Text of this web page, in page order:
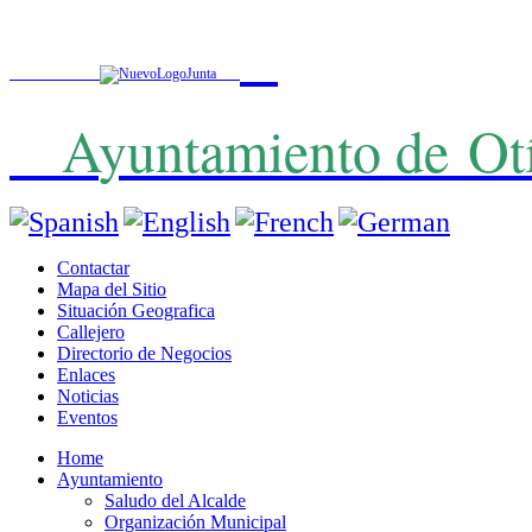
Ayuntamiento de
Contactar
Mapa del Sitio
Situación Geografica
Callejero
Directorio de Negocios
Enlaces
Noticias
Eventos
Home
Ayuntamiento
Saludo del Alcalde
Organización Municipal